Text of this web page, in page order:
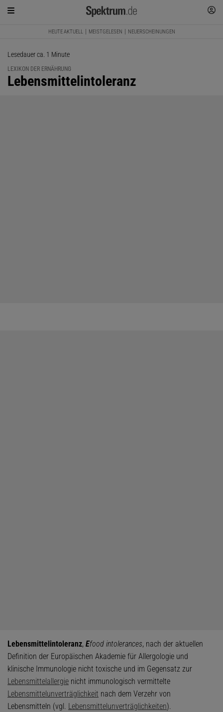
HEUTE AKTUELL MEISTGELESEN NEUERSCHEINUNGEN
Lesedauer ca. 1 Minute
LEXIKON DER ERNÄHRUNG
:
Lebensmittelintoleranz
Lebensmittelintoleranz, Efood intolerances, nach der aktuellen
Definition der Europäischen Akademie für Allergologie und
klinische Immunologie nicht toxische und im Gegensatz zur
Lebensmittelallergie nicht immunologisch vermittelte
Lebensmittelunverträglichkeit nach dem Verzehr von
Lebensmitteln (vgl. Lebensmittelunverträglichkeiten).